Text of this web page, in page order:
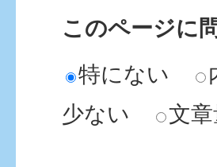
このページに
特にない
少ない
文